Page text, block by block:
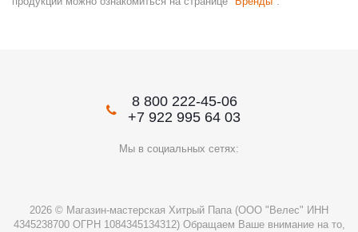
8 800 222-45-06
+7 922 995 64 03
Мы в социальных сетях:
2026 © Магазин-мастерская Хитрый Папа (ООО "Велес" ИНН
4345238700 ОГРН 1084345134312) Обращаем Ваше внимание на то,